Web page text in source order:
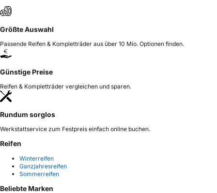
Größte Auswahl
Passende Reifen & Kompletträder aus über 10 Mio. Optionen finden.
Günstige Preise
Reifen & Kompletträder vergleichen und sparen.
Rundum sorglos
Werkstattservice zum Festpreis einfach online buchen.
Reifen
Winterreifen
Ganzjahresreifen
Sommerreifen
Beliebte Marken